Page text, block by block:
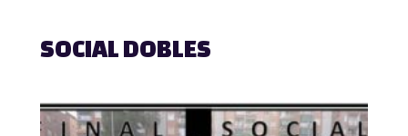
SOCIAL DOBLES